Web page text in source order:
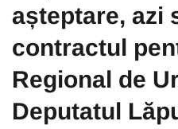
așteptare, azi
contractul
Regional de
Deputatul